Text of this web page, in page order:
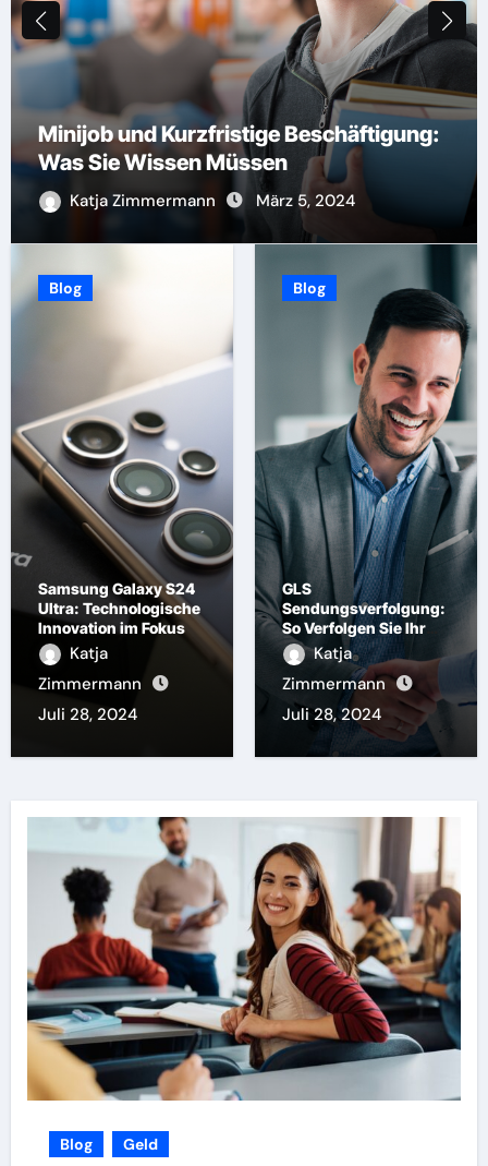
Samsung Galaxy S24 Ultra:
Technologische Innovation im Fokus
Katja Zimmermann Juli 28, 2024
Blog
Samsung Galaxy S24
Ultra: Technologische
Innovation im Fokus
Katja
Zimmermann
Juli 28, 2024
Blog
GLS
Sendungsverfolgung:
So Verfolgen Sie Ihr
Paket in Echtzeit
Katja
Zimmermann
Juli 28, 2024
Blog Geld